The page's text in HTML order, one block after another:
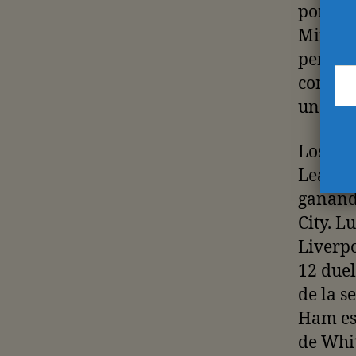
por las
Mings
con el
una
Los
City.
12
de la
Ham
de